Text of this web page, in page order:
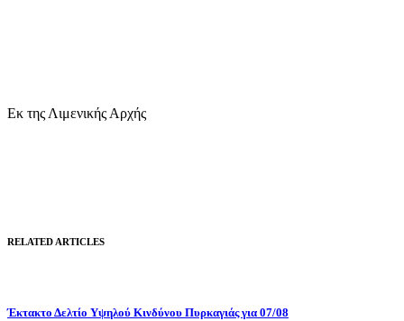
Εκ της Λιμενικής Αρχής
RELATED ARTICLES
Έκτακτο Δελτίο Υψηλού Κινδύνου Πυρκαγιάς για 07/08